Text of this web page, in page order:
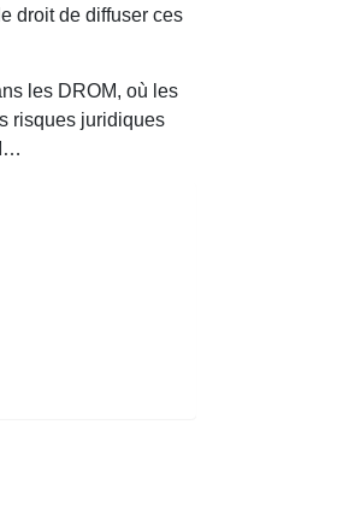
droit de diffuser ces
les DROM, où les
risques juridiques